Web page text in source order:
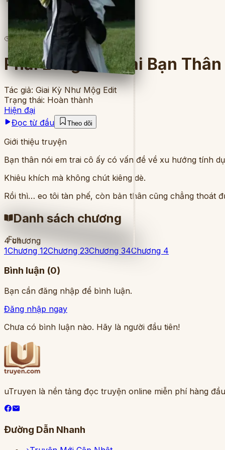
Full
7lượt đọc· 4chương
Phải Lòng Em Trai Bạn Thân
Tác giả: Giai Kỳ Như Mộg Edit
Trạng thái: Hoàn thành
Hiện đại
Đọc từ đầu
Theo dõi
Giới thiệu truyện
Bạn thân nói em trai cô ấy có vấn đề về xu hướng tính
Khiêu khích mà không chút kiêng dè.
Rồi thì… eo tôi tàn phế, còn bản thân cũng chẳng thoát
Danh sách chương
4chương
1Chương 12Chương 23Chương 34Chương 4
Bình luận (0)
Bạn cần đăng nhập để bình luận.
Đăng nhập ngay
Chưa có bình luận nào. Hãy là người đầu tiên!
uTruyen là nền tảng đọc truyện online miễn phí hàng
Đường Dẫn Nhanh